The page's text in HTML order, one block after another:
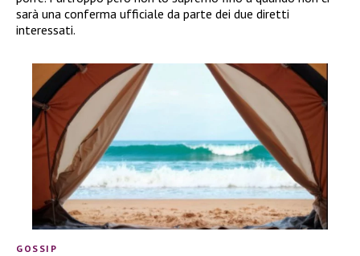
sarà una conferma ufficiale da parte dei due diretti
interessati.
GOSSIP